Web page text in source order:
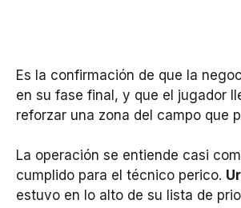
Es la confirmación de que la
en su fase final, y que el jugador
reforzar una zona del campo que
La operación se entiende casi
cumplido para el técnico perico.
estuvo en lo alto de su lista de